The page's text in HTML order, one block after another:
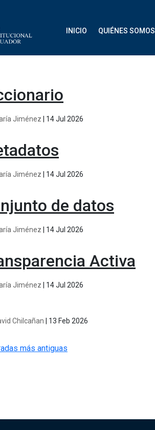
INICIO QUIÉNES SOMOS
Jiménez 14 Jul 2026
Jiménez 14 Jul 2026
de datos
Jiménez 14 Jul 2026
Activa
Jiménez 14 Jul 2026
Chilcañan 13 Feb 2026
más antiguas